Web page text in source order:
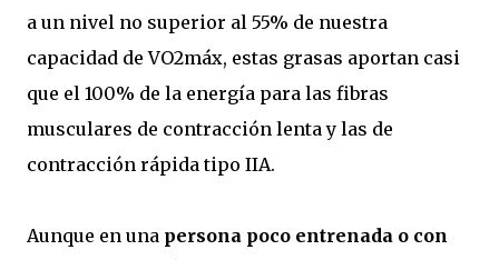
a un nivel no superior al 55% de nuestra
capacidad de VO2máx, estas grasas aportan casi
que el 100% de la energía para las fibras
musculares de contracción lenta y las de
contracción rápida tipo IIA.
Aunque en una persona poco entrenada o con